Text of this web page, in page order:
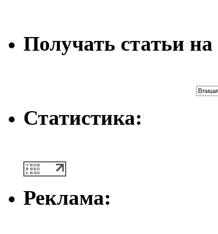
Получать статьи
Статистика:
Реклама: